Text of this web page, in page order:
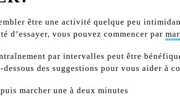
être une activité quelque peu
d’essayer, vous pouvez commencer par
par intervalles peut être
des suggestions pour vous aider à
marcher une à deux minutes